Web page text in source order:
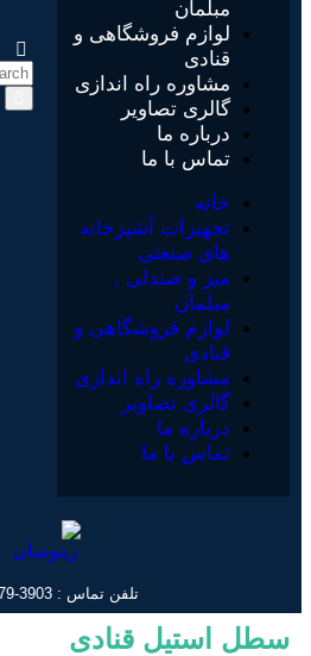
مبلمان
لوازم فروشگاهی و
قنادی
مشاوره راه اندازی
گالری تصاویر
درباره ما
تماس با ما
خانه
تجهیزات آشپزخانه
های صنعتی
میز و صندلی ,
مبلمان
لوازم فروشگاهی و
قنادی
مشاوره راه اندازی
گالری تصاویر
درباره ما
تماس با ما
تلفن تماس : 3903-879-0919
سطل استیل قنادی